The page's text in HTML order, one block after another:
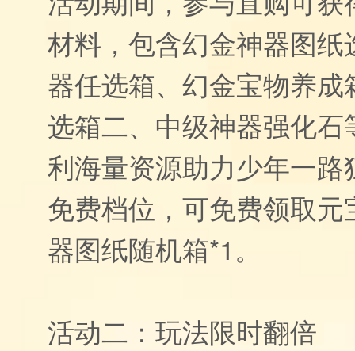
材料，包含幻金神器图
器任选箱、幻金宝物养
选箱二、中级神器强化
利海量资源助力少年一
免费档位，可免费领取
器图纸随机箱*1。
活动二：玩法限时翻倍